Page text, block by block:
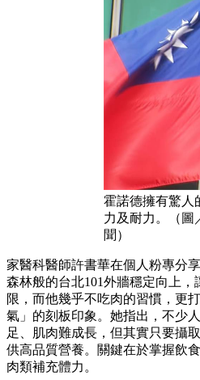
霍諾德擁有驚人
力及耐力。（圖
聞）
家醫科醫師許書華在個人粉專分
森林般的台北101外牆穩定向上
限，而他幾乎不吃肉的習慣，更
氣」的刻板印象。她指出，不少
足、肌肉難成長，但其實只要攝
供高品質營養。關鍵在於掌握飲
肉類補充體力。